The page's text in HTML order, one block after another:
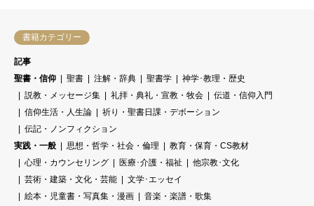
書籍カテゴリー
記事
聖書・信仰
聖書 注解・辞典 聖書学
神学･教理・歴史
説教・メッセージ集
礼拝・典礼・宣教・牧会
伝道・信仰入門
信仰生活・人生論
祈り・聖書日課・デボーション
伝記・ノンフィクション
実践・一般
思想・哲学・社会・倫理
教育・保育・CS教材
心理・カウンセリング
医療･介護・福祉
他宗教･文化
芸術・建築・文化・芸能
文学･エッセイ
絵本・児童書・写真集・漫画
音楽・楽譜・歌集